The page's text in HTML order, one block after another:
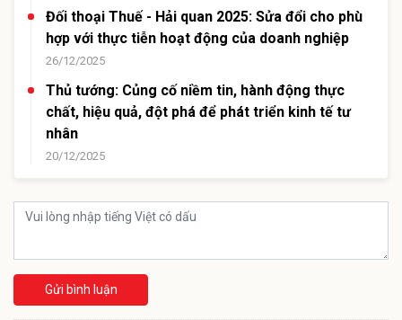
Đối thoại Thuế - Hải quan 2025: Sửa đổi cho phù
hợp với thực tiễn hoạt động của doanh nghiệp
26/12/2025
Thủ tướng: Củng cố niềm tin, hành động thực
chất, hiệu quả, đột phá để phát triển kinh tế tư
nhân
20/12/2025
Gửi bình luận